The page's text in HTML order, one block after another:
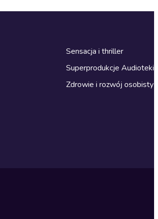
Sensacja i thriller
Superprodukcje Audioteki
Zdrowie i rozwój osobisty